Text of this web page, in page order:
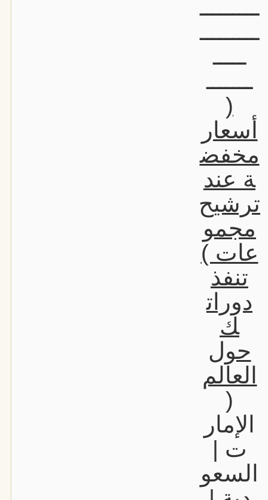
ـــــــــ
ـــــــــ
ـــــ
ـــــــ
(
أسعار
مخفض
ة عند
ترشيح
مجمو
عات )
تنفذ
دورات
ك
حول
العالم
(
الإمار
ت |
السعو